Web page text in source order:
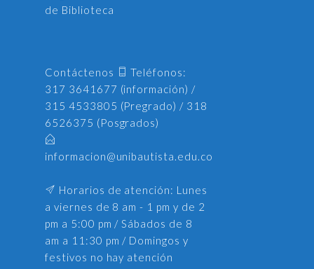
de Biblioteca
Contáctenos
Teléfonos:
317 3641677 (información) /
315 4533805 (Pregrado) / 318
6526375 (Posgrados)
informacion@unibautista.edu.co
Horarios de atención: Lunes
a viernes de 8 am - 1 pm y de 2
pm a 5:00 pm / Sábados de 8
am a 11:30 pm / Domingos y
festivos no hay atención